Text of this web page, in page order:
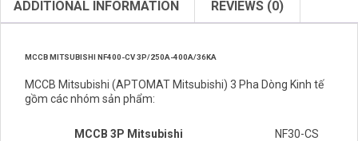
ADDITIONAL INFORMATION REVIEWS (0)
MCCB MITSUBISHI NF400-CV 3P/250A-400A/36KA
MCCB Mitsubishi (APTOMAT Mitsubishi) 3 Pha Dòng Kinh tế
gồm các nhóm sản phẩm:
MCCB 3P Mitsubishi NF30-CS